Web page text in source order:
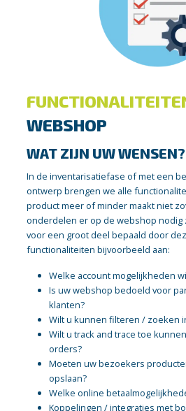
WEBSHOP
WAT ZIJN UW WENSEN?
In de inventarisatiefase of met een
ontwerp brengen we alle
product meer of minder maakt niet
onderdelen er op de webshop nodig
voor een groot deel bepaald door
functionaliteiten bijvoorbeeld aan:
Welke account mogelijkheden
Is uw webshop bedoeld voor
klanten?
Wilt u kunnen filteren / zoeken
Wilt u track and trace toe
orders?
Moeten uw bezoekers
opslaan?
Welke online
Koppelingen / integraties met